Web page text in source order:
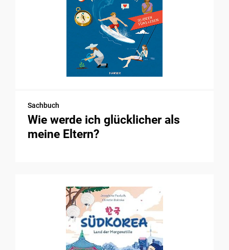
Sachbuch
Wie werde ich glücklicher als
meine Eltern?